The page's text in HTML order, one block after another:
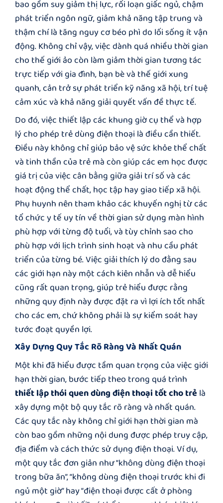
bao gồm suy giảm thị lực, rối loạn giấc ngủ, chậm
phát triển ngôn ngữ, giảm khả năng tập trung và
thậm chí là tăng nguy cơ béo phì do lối sống ít vận
động. Không chỉ vậy, việc dành quá nhiều thời gian
cho thế giới ảo còn làm giảm thời gian tương tác
trực tiếp với gia đình, bạn bè và thế giới xung
quanh, cản trở sự phát triển kỹ năng xã hội, trí tuệ
cảm xúc và khả năng giải quyết vấn đề thực tế.
Do đó, việc thiết lập các khung giờ cụ thể và hợp
lý cho phép trẻ dùng điện thoại là điều cần thiết.
Điều này không chỉ giúp bảo vệ sức khỏe thể chất
và tinh thần của trẻ mà còn giúp các em học được
giá trị của việc cân bằng giữa giải trí số và các
hoạt động thể chất, học tập hay giao tiếp xã hội.
Phụ huynh nên tham khảo các khuyến nghị từ các
tổ chức y tế uy tín về thời gian sử dụng màn hình
phù hợp với từng độ tuổi, và tùy chỉnh sao cho
phù hợp với lịch trình sinh hoạt và nhu cầu phát
triển của từng bé. Việc giải thích lý do đằng sau
các giới hạn này một cách kiên nhẫn và dễ hiểu
cũng rất quan trọng, giúp trẻ hiểu được rằng
những quy định này được đặt ra vì lợi ích tốt nhất
cho các em, chứ không phải là sự kiểm soát hay
tước đoạt quyền lợi.
Xây Dựng Quy Tắc Rõ Ràng Và Nhất Quán
Một khi đã hiểu được tầm quan trọng của việc giới
hạn thời gian, bước tiếp theo trong quá trình
thiết lập thói quen dùng điện thoại tốt cho trẻlà
xây dựng một bộ quy tắc rõ ràng và nhất quán.
Các quy tắc này không chỉ giới hạn thời gian mà
còn bao gồm những nội dung được phép truy cập,
địa điểm và cách thức sử dụng điện thoại. Ví dụ,
một quy tắc đơn giản như “không dùng điện thoại
trong bữa ăn”, “không dùng điện thoại trước khi đi
ngủ một giờ” hay “điện thoại được cất ở phòng